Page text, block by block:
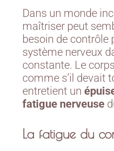
Dans un monde
maîtriser peut
besoin de
système nerveux
constante. Le
comme s’il devait
entretient un
fatigue nerveuse
La fatigue du